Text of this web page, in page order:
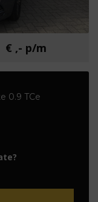
€ ,- p/m
0.9 TCe